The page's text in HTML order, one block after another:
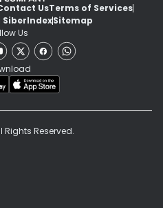
UsTerms of Services
SiberIndexSitemap
Us
Rights Reserved.